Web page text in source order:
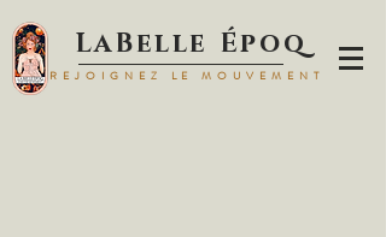
LaBelle Époq
REJOIGNEZ LE MOUVEMENT